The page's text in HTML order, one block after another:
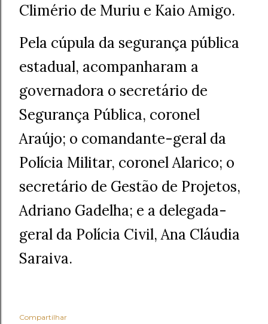
Climério de Muriu e Kaio Amigo.
Pela cúpula da segurança pública
estadual, acompanharam a
governadora o secretário de
Segurança Pública, coronel
Araújo; o comandante-geral da
Polícia Militar, coronel Alarico; o
secretário de Gestão de Projetos,
Adriano Gadelha; e a delegada-
geral da Polícia Civil, Ana Cláudia
Saraiva.
Compartilhar